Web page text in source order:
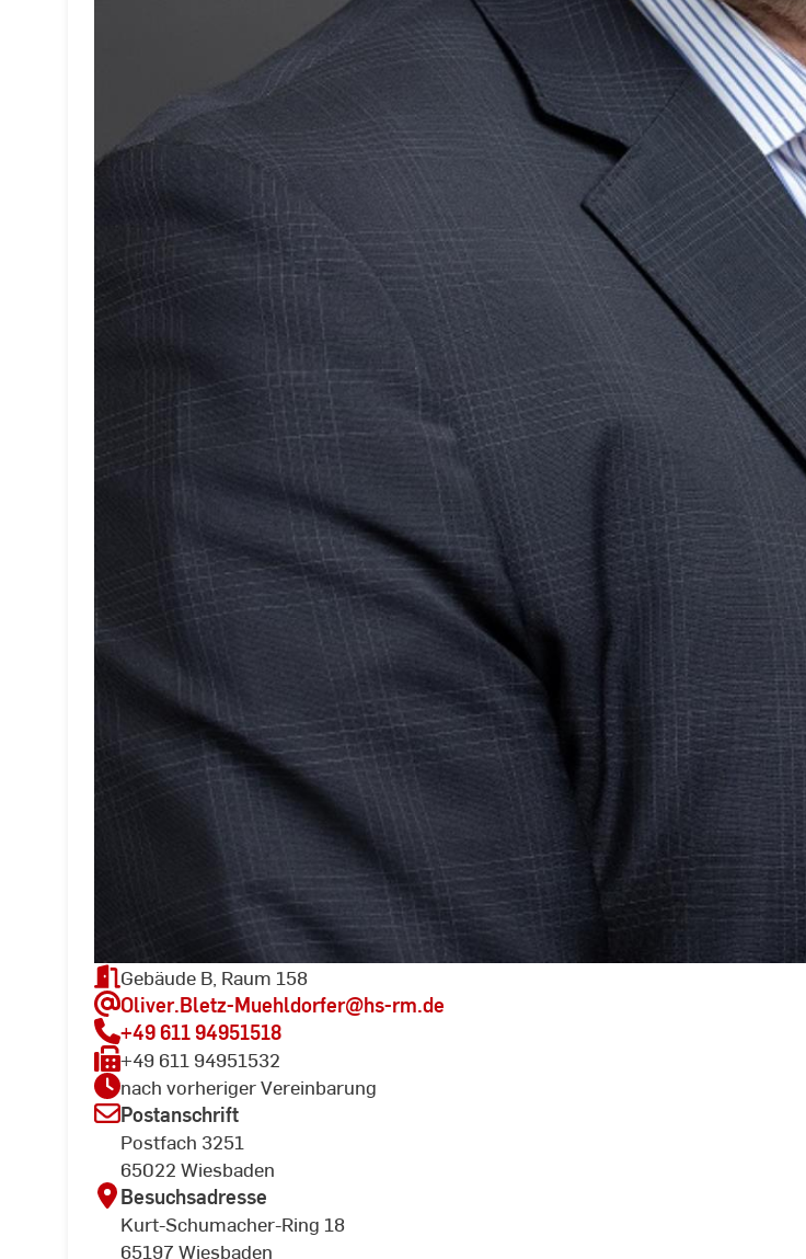
Gebäude B, Raum 158
Oliver.Bletz-Muehldorfer@hs-rm.de
+49 611 94951518
+49 611 94951532
nach vorheriger Vereinbarung
Postanschrift
Postfach 3251
65022 Wiesbaden
Besuchsadresse
Kurt-Schumacher-Ring 18
65197 Wiesbaden